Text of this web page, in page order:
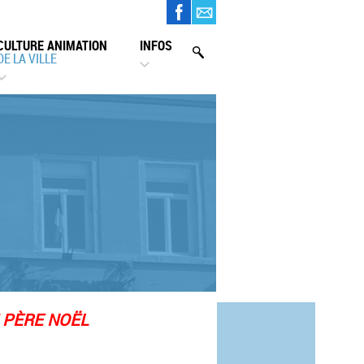
ANIMATION
LA VILLE
INFOS
NOËL